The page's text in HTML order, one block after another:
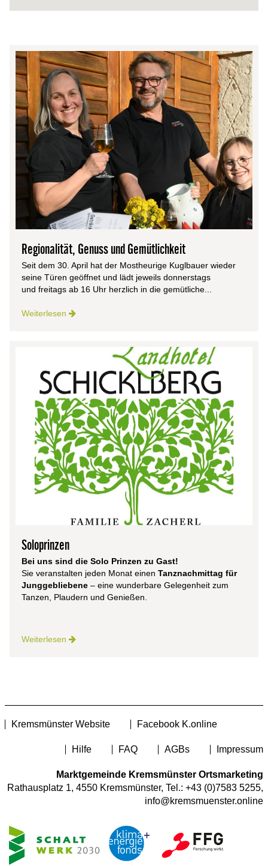
Regionalität, Genuss und Gemütlichkeit
Seit dem 30. April hat der Mostheurige Kuglbauer wieder
seine Türen geöffnet und lädt jeweils donnerstags
und freitags ab 16 Uhr herzlich in die gemütliche...
Weiterlesen
Soloprinzen
Bei uns sind die Solo Prinzen zu Gast!
Sie veranstalten jeden Monat einen Tanznachmittag für
Junggebliebene – eine wunderbare Gelegenheit zum
Tanzen, Plaudern und Genießen.
Weiterlesen
Kremsmünster Website Facebook K.online
Hilfe FAQ AGBs Impressum
Marktgemeinde Kremsmünster Ortsmarketing
Rathausplatz 1, 4550 Kremsmünster, Tel.: +43 (0)7583 5255,
info@kremsmuenster.online